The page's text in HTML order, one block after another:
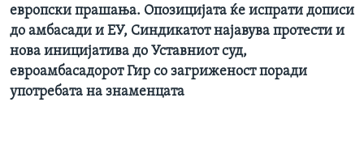
европски прашања. Опозицијата ќе испрати дописи
до амбасади и ЕУ, Синдикатот најавува протести и
нова иницијатива до Уставниот суд,
евроамбасадорот Гир со загриженост поради
употребата на знаменцата